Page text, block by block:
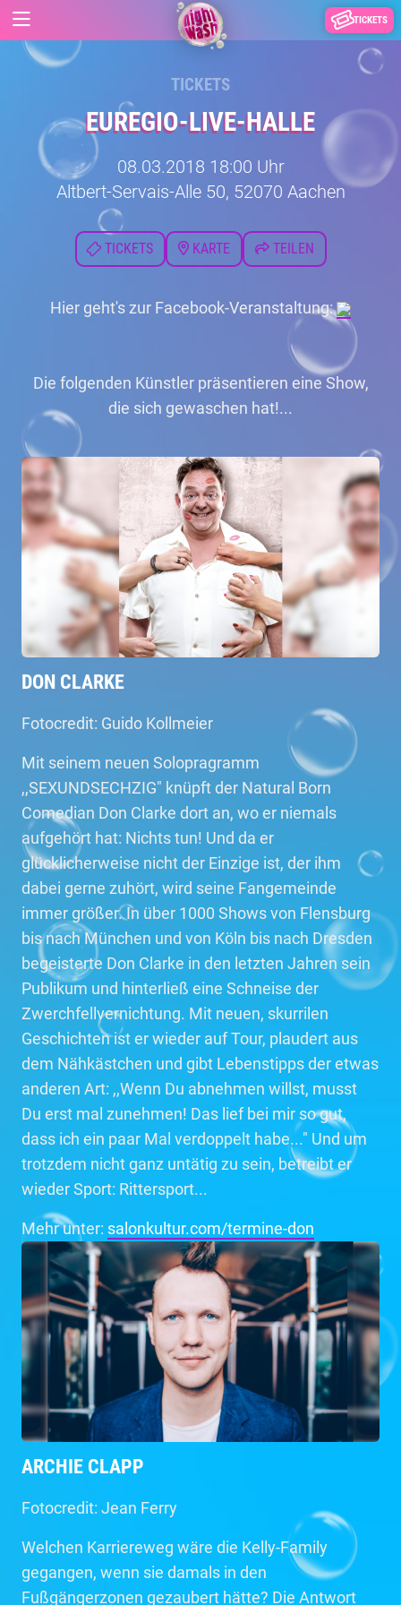
TICKETS
TICKETS
EUREGIO-LIVE-HALLE
08.03.2018 18:00 Uhr
Altbert-Servais-Alle 50, 52070 Aachen
TICKETS KARTE TEILEN
Hier geht's zur Facebook-Veranstaltung:
Die folgenden Künstler präsentieren eine Show,
die sich gewaschen hat!...
DON CLARKE
Fotocredit: Guido Kollmeier
Mit seinem neuen Solopragramm
,,SEXUNDSECHZIG" knüpft der Natural Born
Comedian Don Clarke dort an, wo er niemals
aufgehört hat: Nichts tun! Und da er
glücklicherweise nicht der Einzige ist, der ihm
dabei gerne zuhört, wird seine Fangemeinde
immer größer. In über 1000 Shows von Flensburg
bis nach München und von Köln bis nach Dresden
begeisterte Don Clarke in den letzten Jahren sein
Publikum und hinterließ eine Schneise der
Zwerchfellvernichtung. Mit neuen, skurrilen
Geschichten ist er wieder auf Tour, plaudert aus
dem Nähkästchen und gibt Lebenstipps der etwas
anderen Art: ,,Wenn Du abnehmen willst, musst
Du erst mal zunehmen! Das lief bei mir so gut,
dass ich ein paar Mal verdoppelt habe..." Und um
trotzdem nicht ganz untätig zu sein, betreibt er
wieder Sport: Rittersport...
Mehr unter: salonkultur.com/termine-don
ARCHIE CLAPP
Fotocredit: Jean Ferry
Welchen Karriereweg wäre die Kelly-Family
gegangen, wenn sie damals in den
Fußgängerzonen gezaubert hätte? Die Antwort